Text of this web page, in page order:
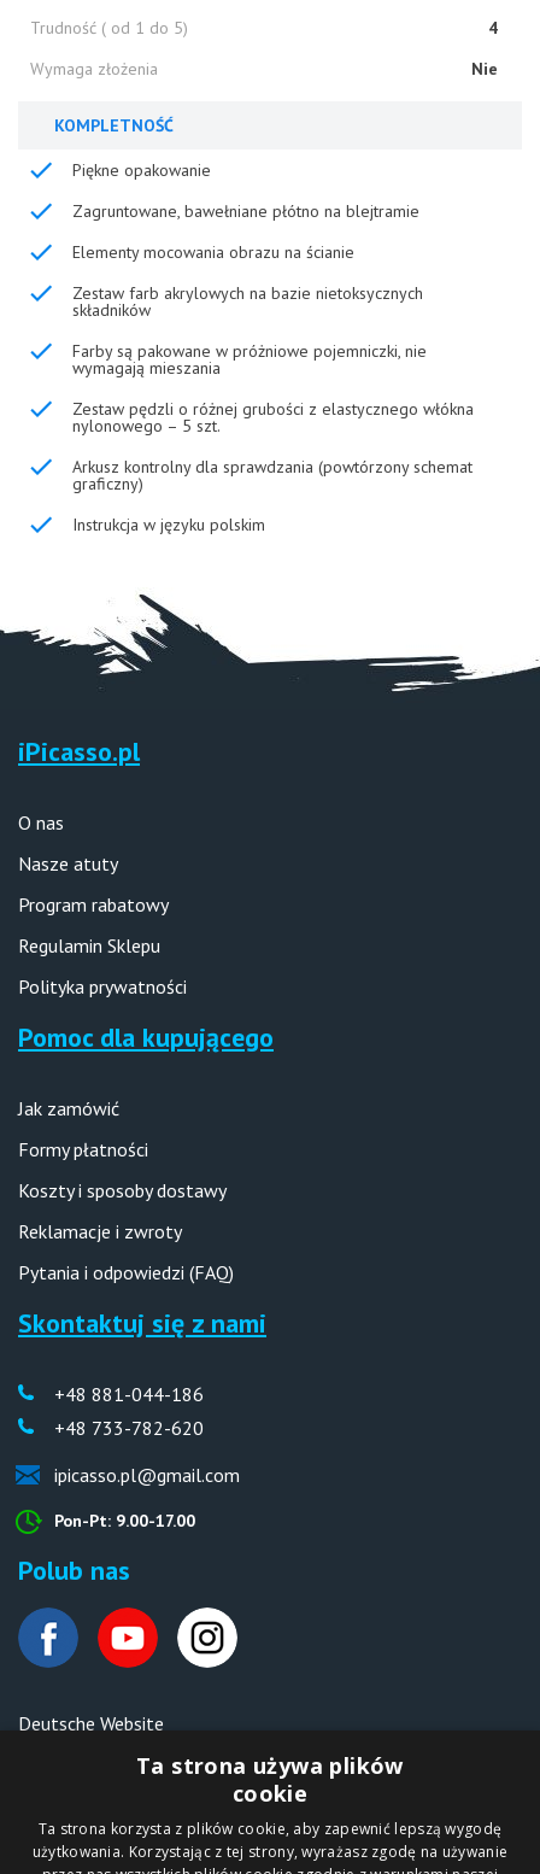
Trudność ( od 1 do 5)
4
Wymaga złożenia
Nie
KOMPLETNOŚĆ
Piękne opakowanie
Zagruntowane, bawełniane płótno na blejtramie
Elementy mocowania obrazu na ścianie
Zestaw farb akrylowych na bazie nietoksycznych
składników
Farby są pakowane w próżniowe pojemniczki, nie
wymagają mieszania
Zestaw pędzli o różnej grubości z elastycznego włókna
nylonowego – 5 szt.
Arkusz kontrolny dla sprawdzania (powtórzony schemat
graficzny)
Instrukcja w języku polskim
iPicasso.pl
O nas
Nasze atuty
Program rabatowy
Regulamin Sklepu
Polityka prywatności
Pomoc dla kupującego
Jak zamówić
Formy płatności
Koszty i sposoby dostawy
Reklamacje i zwroty
Pytania i odpowiedzi (FAQ)
Skontaktuj się z nami
+48 881-044-186
+48 733-782-620
ipicasso.pl@gmail.com
Pon-Pt: 9.00-17.00
Polub nas
Deutsche Website
Malen nach Zahlen Ipicasso.de
Copyright © 2012-2026
Sklep internetowy
iPICASSO.PL
Ta strona używa plików
cookie
Ta strona korzysta z plików cookie, aby zapewnić lepszą wygodę
użytkowania. Korzystając z tej strony, wyrażasz zgodę na używanie